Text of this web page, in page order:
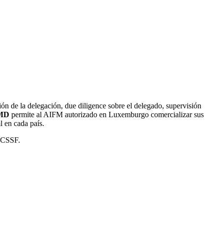
de la delegación, due diligence sobre el delegado, supervisión
permite al AIFM autorizado en Luxemburgo comercializar sus
en cada país.